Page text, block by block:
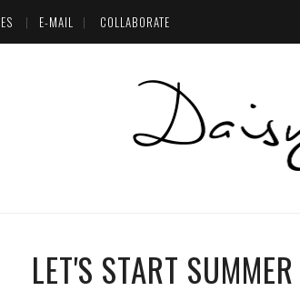
E-MAIL COLLABORATE
LET'S START